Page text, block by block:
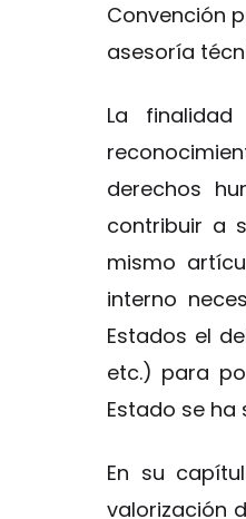
Convención
asesoría
La
derechos
contribuir a
mismo
interno
Estados el
etc.) para
Estado se ha
En su
valorización